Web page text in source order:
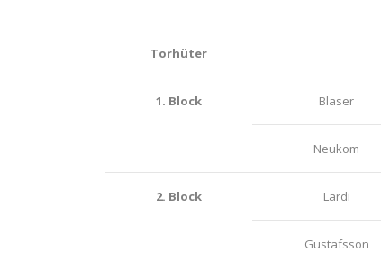
Torhüter
1. Block Blaser
Neukom
2. Block Lardi
Gustafsson